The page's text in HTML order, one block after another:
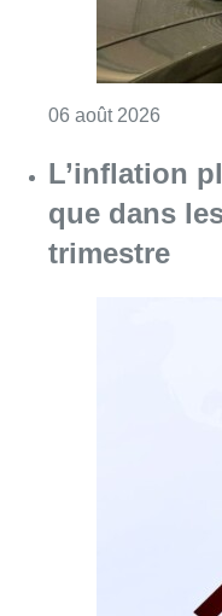
06 août 2026
L’inflation
que dans
trimestre